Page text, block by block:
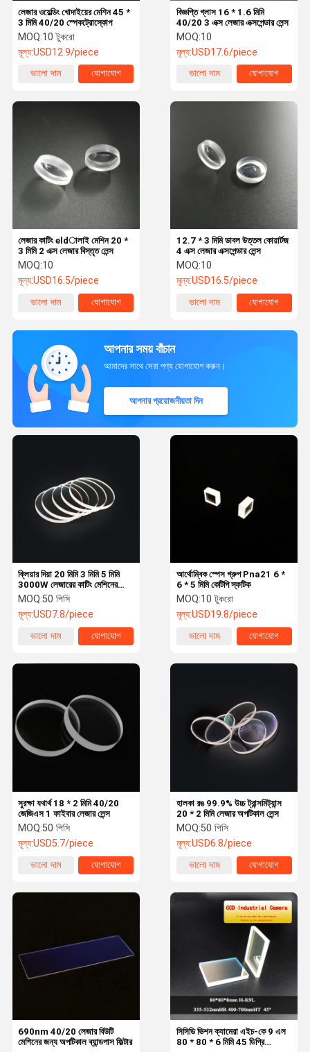
আমাদের সম্পর্কে
আমাদের সাথে
যোগাযোগ করুন
লেজার ওয়েল্ডিং খোদাইয়ের মেশিন 45 *
3 মিমি 40/20 স্পেকট্রোস্কোপ
MOQ:10 টুকরো
মূল্য:USD12.9/piece
ভালো দাম
যোগাযোগ
বিজ্ঞপ্তি গ্লাস 16 * 1.6 মিমি
40/20 3 এক্স লেজার এক্সপেন্ডার লেন্স
MOQ:10
মূল্য:USD17.6/piece
ভালো দাম
যোগাযোগ
লেজার কাটিং eldালাই মেশিন 20 *
3 মিমি 2 এক্স লেজার বিস্তৃত লেন্স
MOQ:10
মূল্য:USD16.5/piece
ভালো দাম
যোগাযোগ
12.7 * 3 মিমি ডাবল উত্তল কোয়ার্টজ
4 এক্স লেজার এক্সপেন্ডার লেন্স
MOQ:10
মূল্য:USD16.5/piece
ভালো দাম
যোগাযোগ
আপনার সময় বাঁচান
আমাদের সাথে সেরা পণ্য যোগাযোগ করুন।
আপনার প্রয়োজনীয়তা দিন
আর্থোম্বিক স্পেস গ্রুপ Pna21 6 *
6 * 5 মিমি কেটিপি স্ফটিক
MOQ:10 টুকরো
মূল্য:USD19.8/piece
ভালো দাম
যোগাযোগ
ক্লিয়ার দিয়া 20 মিমি 3 মিমি 5 মিমি
3000W লেজারের কাটিং মেশিনের
লেন্সগুলি
MOQ:50 পিসি
মূল্য:USD7.8/piece
ভালো দাম
যোগাযোগ
হালকা রঙ 99.9% উচ্চ ট্রান্সমিট্যান্স
20 * 2 মিমি লেজার অপটিকাল লেন্স
MOQ:50 পিসি
মূল্য:USD6.8/piece
ভালো দাম
যোগাযোগ
সুরক্ষা যথার্থ 18 * 2 মিমি 40/20
জেজিএস 1 ফাইবার লেজার লেন্স
MOQ:50 পিসি
মূল্য:USD5.7/piece
ভালো দাম
যোগাযোগ
সিসিডি ভিশন ক্যামেরা এইচ-কে 9 এল
80 * 80 * 6 মিমি 45 ডিগ্রি
690nm 40/20 লেজার বিউটি
মেশিনের জন্য অপটিকাল ব্যান্ডপাস ফিল্টার